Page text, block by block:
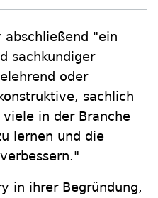
abschließend "ein
sachkundiger
oder
sachlich
in der Branche
lernen und die
in ihrer Begründung,